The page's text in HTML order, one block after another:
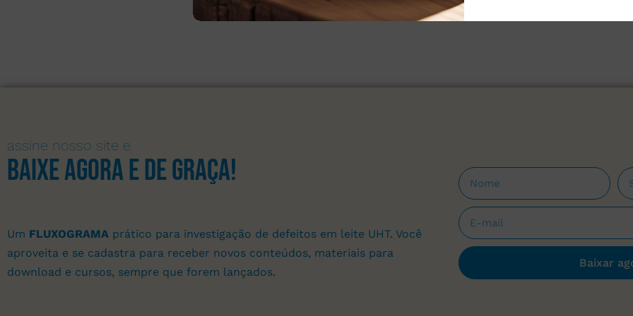
assine nosso site e
Baixe agora e de graça!
Um FLUXOGRAMA prático para investigação de defeitos em leite UHT. Você
aproveita e se cadastra para receber novos conteúdos, materiais para
download e cursos, sempre que forem lançados.
Baixar